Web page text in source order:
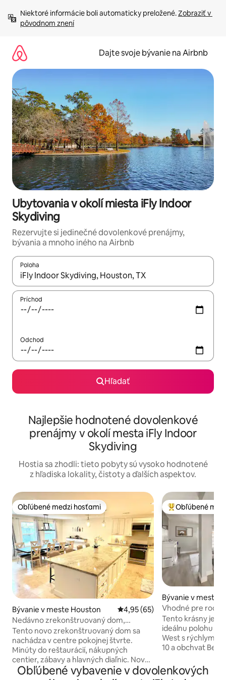
obsah.
Niektoré informácie boli automaticky preložené. Zobraziť v
pôvodnom znení
Dajte svoje bývanie na Airbnb
Ubytovania v okolí miesta iFly Indoor
Skydiving
Rezervujte si jedinečné dovolenkové prenájmy,
bývania a mnoho iného na Airbnb
Poloha
Keď budú výsledky k dispozícii, môžete si ich prechádzať
Príchod
Odchod
Hľadať
Najlepšie hodnotené dovolenkové
prenájmy v okolí mesta iFly Indoor
Skydiving
Hostia sa zhodli: tieto pobyty sú vysoko hodnotené
z hľadiska lokality, čistoty a ďalších aspektov.
Obľúbené medzi hosťami
Obľúbené medzi hosťami
Bývanie v meste Houston Priemerné ohodnotenie 4,95
4,95 (65)
Nedávno zrekonštruovaný dom,
centrálna poloha, 10 lôžok
Tento novo zrekonštruovaný dom sa
nachádza v centre pokojnej štvrte.
Minúty do reštaurácií, nákupných
centier, zábavy a hlavných diaľnic. Nová
strecha, klimatizácia, inštalatérske
Najobľúbenejšie
Obľúbené
Bývanie v meste
Vhodné pre
priestranný dvor!
Tento krásny
ideálnu polohu v
West s rýchlym
10 a obchvat
Hermann
nákupného
Obľúbené vybavenie v dovolenkových